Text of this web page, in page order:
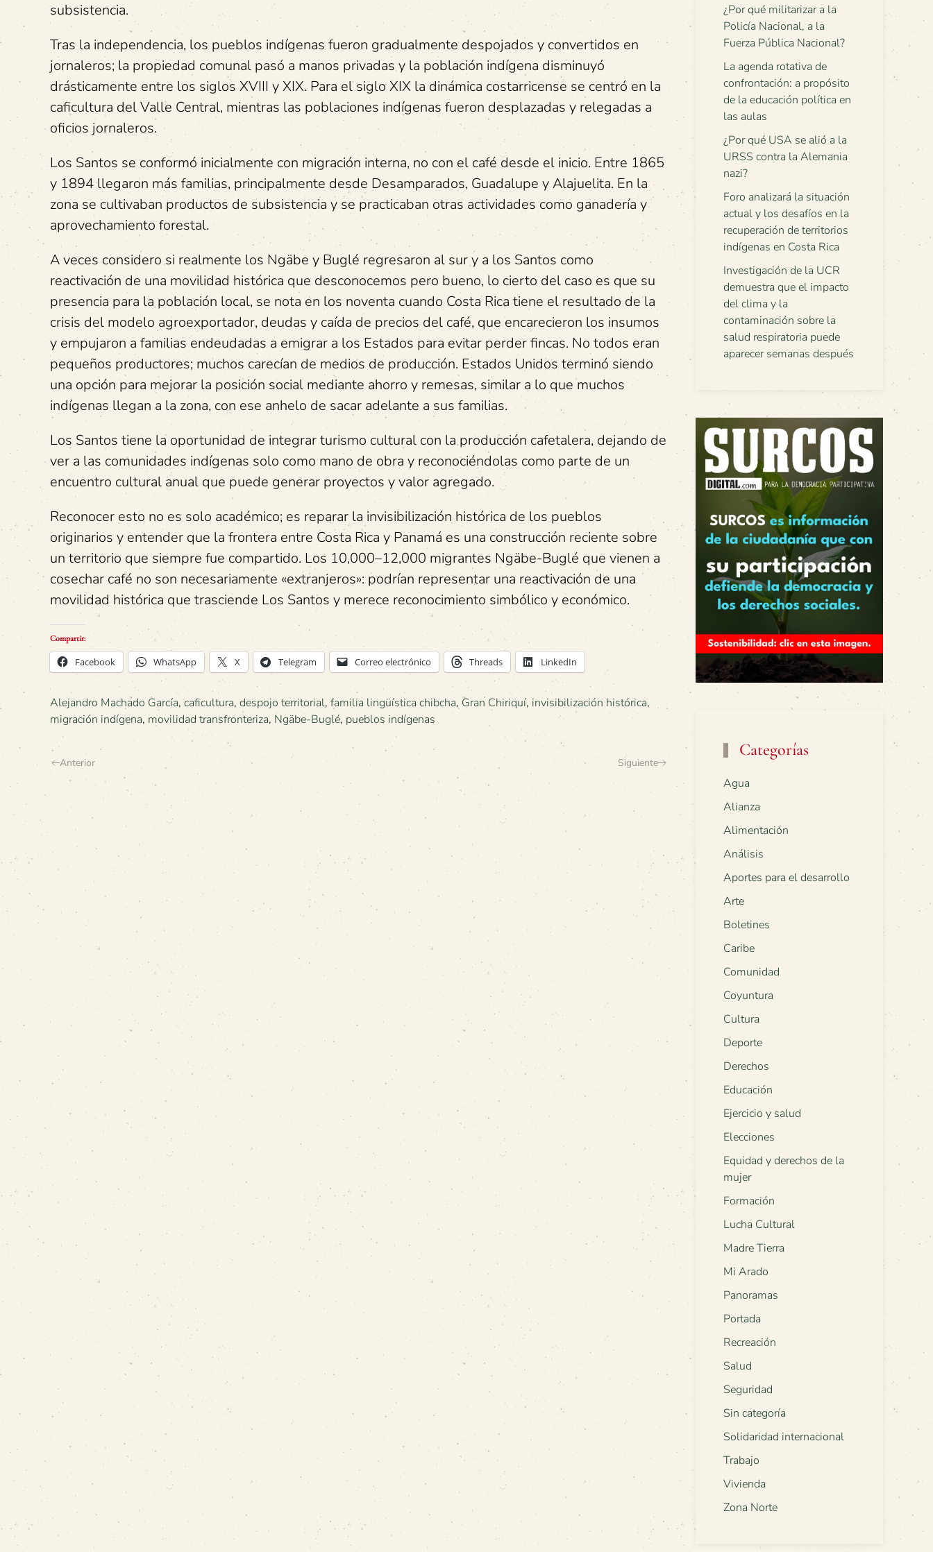
subsistencia.
Tras la independencia, los pueblos indígenas fueron gradualmente despojados y convertidos en
jornaleros; la propiedad comunal pasó a manos privadas y la población indígena disminuyó
drásticamente entre los siglos XVIII y XIX. Para el siglo XIX la dinámica costarricense se centró en la
caficultura del Valle Central, mientras las poblaciones indígenas fueron desplazadas y relegadas a
oficios jornaleros.
Los Santos se conformó inicialmente con migración interna, no con el café desde el inicio. Entre 1865
y 1894 llegaron más familias, principalmente desde Desamparados, Guadalupe y Alajuelita. En la
zona se cultivaban productos de subsistencia y se practicaban otras actividades como ganadería y
aprovechamiento forestal.
A veces considero si realmente los Ngäbe y Buglé regresaron al sur y a los Santos como
reactivación de una movilidad histórica que desconocemos pero bueno, lo cierto del caso es que su
presencia para la población local, se nota en los noventa cuando Costa Rica tiene el resultado de la
crisis del modelo agroexportador, deudas y caída de precios del café, que encarecieron los insumos
y empujaron a familias endeudadas a emigrar a los Estados para evitar perder fincas. No todos eran
pequeños productores; muchos carecían de medios de producción. Estados Unidos terminó siendo
una opción para mejorar la posición social mediante ahorro y remesas, similar a lo que muchos
indígenas llegan a la zona, con ese anhelo de sacar adelante a sus familias.
Los Santos tiene la oportunidad de integrar turismo cultural con la producción cafetalera, dejando de
ver a las comunidades indígenas solo como mano de obra y reconociéndolas como parte de un
encuentro cultural anual que puede generar proyectos y valor agregado.
Reconocer esto no es solo académico; es reparar la invisibilización histórica de los pueblos
originarios y entender que la frontera entre Costa Rica y Panamá es una construcción reciente sobre
un territorio que siempre fue compartido. Los 10,000–12,000 migrantes Ngäbe-Buglé que vienen a
cosechar café no son necesariamente «extranjeros»: podrían representar una reactivación de una
movilidad histórica que trasciende Los Santos y merece reconocimiento simbólico y económico.
Compartir:
Facebook WhatsApp X Telegram Correo electrónico Threads LinkedIn
Alejandro Machado García,caficultura, despojo territorial, familia lingüística chibcha, Gran Chiriquí, invisibilización histórica,
migración indígena, movilidad transfronteriza, Ngäbe-Buglé, pueblos indígenas
Anterior Siguiente
¿Por qué militarizar a la
Policía Nacional, a la
Fuerza Pública Nacional?
La agenda rotativa de
confrontación: a propósito
de la educación política en
las aulas
¿Por qué USA se alió a la
URSS contra la Alemania
nazi?
Foro analizará la situación
actual y los desafíos en la
recuperación de territorios
indígenas en Costa Rica
Investigación de la UCR
demuestra que el impacto
del clima y la
contaminación sobre la
salud respiratoria puede
aparecer semanas después
Categorías
Agua
Alianza
Alimentación
Análisis
Aportes para el desarrollo
Arte
Boletines
Caribe
Comunidad
Coyuntura
Cultura
Deporte
Derechos
Educación
Ejercicio y salud
Elecciones
Equidad y derechos de la
mujer
Formación
Lucha Cultural
Madre Tierra
Mi Arado
Panoramas
Portada
Recreación
Salud
Seguridad
Sin categoría
Solidaridad internacional
Trabajo
Vivienda
Zona Norte